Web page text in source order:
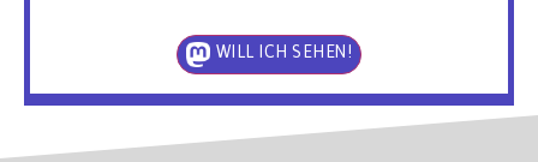
WILL ICH SEHEN!